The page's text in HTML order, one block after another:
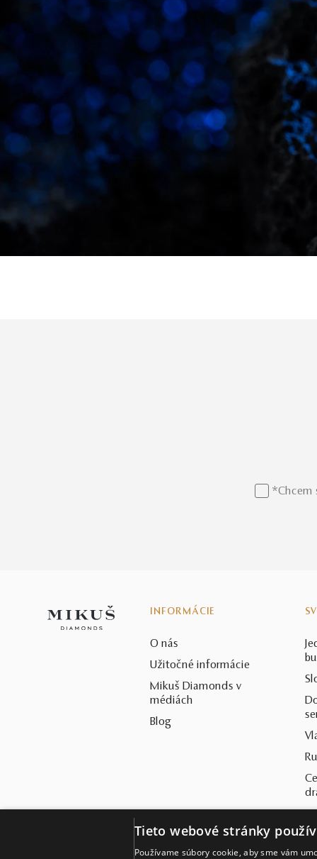
*Chcem
INFORMÁCIE
O nás
Užitočné informácie
Mikuš Diamonds v
médiách
Blog
Tieto webové stránky
Používame súbory cookie, aby sme vám